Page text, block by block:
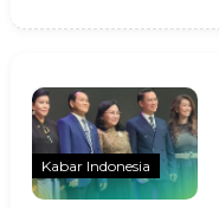
Kabar Indonesia